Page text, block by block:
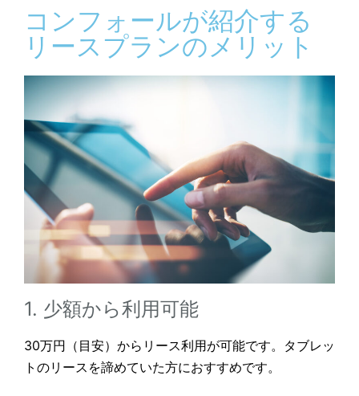
コンフォールが紹介する
リースプランのメリット
1. 少額から利用可能
30万円（目安）からリース利用が可能です。タブレッ
トのリースを諦めていた方におすすめです。